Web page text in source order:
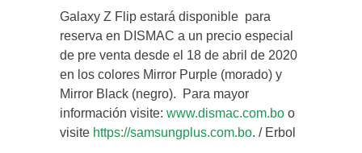
Galaxy Z Flip estará disponible para
reserva en DISMAC a un precio especial
de pre venta desde el 18 de abril de 2020
en los colores Mirror Purple (morado) y
Mirror Black (negro). Para mayor
información visite: www.dismac.com.bo o
visite https://samsungplus.com.bo. / Erbol